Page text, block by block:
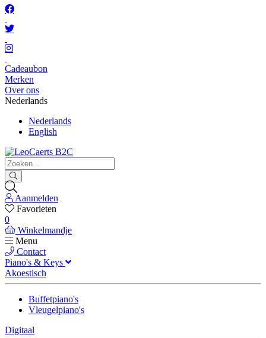
Cadeaubon
Merken
Over ons
Nederlands
Nederlands
English
Aanmelden
Favorieten
0
Winkelmandje
Menu
Contact
Piano's & Keys
Akoestisch
Buffetpiano's
Vleugelpiano's
Digitaal